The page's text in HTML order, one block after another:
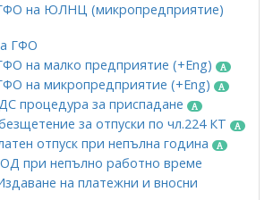
на ЮЛНЦ (микропредприятие)
ГФО
на малко предприятие (+Eng)
на микропредприятие (+Eng)
процедура за приспадане
за отпуски по чл.224 КТ
отпуск при непълна година
при непълно работно време
на платежни и вносни